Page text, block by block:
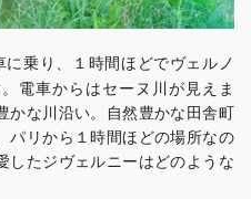
に乗り、１時間ほどでヴェルノ
電車からはセーヌ川が見えま
かな川沿い。自然豊かな田舎町
パリから１時間ほどの場所なの
したジヴェルニーはどのような